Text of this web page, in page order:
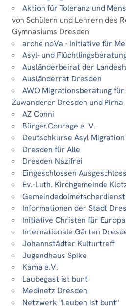
Aktion für Toleranz und
von Schülern und Lehrern des
Gymnasiums Dresden
arche noVa - Initiative für
Asyl- und
Ausländerbeirat der
Ausländerrat Dresden
AWO Migrationsberatung
Zuwanderer Dresden und Pirna
AZ Conni
Bürger.Courage e. V.
Deutschkurse Asyl
Dresden für Alle
Dresden Nazifrei
Eingeschlossen
Ev.-Luth. Kirchgemeinde
Informationen der Stadt
Initiative Christen für Europa
Internationale Gärten
Johannstädter Kulturtreff
Jugendhaus Spike
Kama e.V.
Laubegast ist bunt
Medinetz Dresden
Netzwerk "Leuben ist bunt"